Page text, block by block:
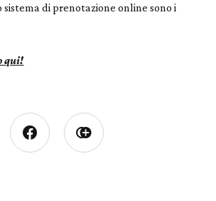
di prenotazione online sono i
qui!